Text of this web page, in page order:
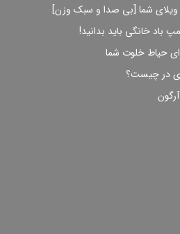
ویلای شما [بی صدا و سبک وزن]
باد خانگی باید بدانید!
حیاط خلوت شما
در چیست؟